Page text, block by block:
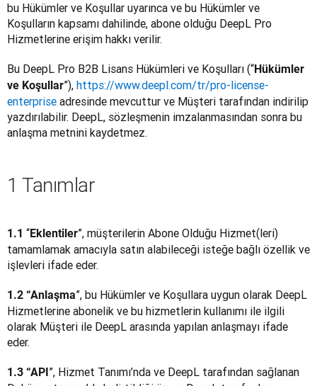
bu Hükümler ve Koşullar uyarınca ve bu Hükümler ve
Koşulların kapsamı dahilinde, abone olduğu DeepL Pro
Hizmetlerine erişim hakkı verilir.
Bu DeepL Pro B2B Lisans Hükümleri ve Koşulları (“Hükümler
ve Koşullar”), https://www.deepl.com/tr/pro-license-
enterprise adresinde mevcuttur ve Müşteri tarafından indirilip
yazdırılabilir. DeepL, sözleşmenin imzalanmasından sonra bu
anlaşma metnini kaydetmez.
1 Tanımlar
1.1 “Eklentiler”, müşterilerin Abone Olduğu Hizmet(leri)
tamamlamak amacıyla satın alabileceği isteğe bağlı özellik ve
işlevleri ifade eder.
1.2 “Anlaşma”, bu Hükümler ve Koşullara uygun olarak DeepL
Hizmetlerine abonelik ve bu hizmetlerin kullanımı ile ilgili
olarak Müşteri ile DeepL arasında yapılan anlaşmayı ifade
eder.
1.3 “API”, Hizmet Tanımı’nda ve DeepL tarafından sağlanan